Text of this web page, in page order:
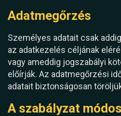
Adatmegőrzés
Személyes adatait csak
az adatkezelés céljának
vagy ameddig jogszabályi
előírják. Az adatmegőrzési
adatait biztonságosan
A szabályzat